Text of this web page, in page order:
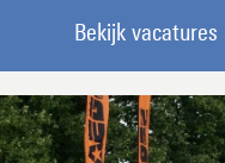
Bekijk vacatures